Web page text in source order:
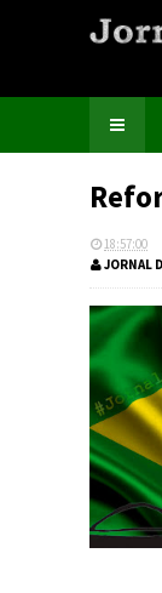
18:57:00
JORNAL